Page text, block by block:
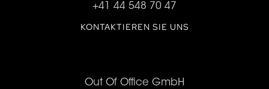
+41 44 548 70 47
KONTAKTIEREN SIE UNS
Out Of Office GmbH